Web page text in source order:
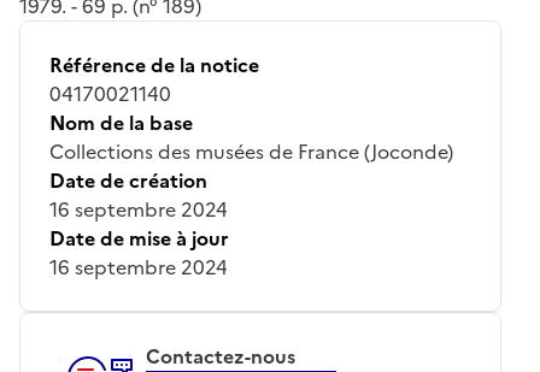
Référence de la notice
04170021140
Nom de la base
Collections des musées de France (Joconde)
Date de création
16 septembre 2024
Date de mise à jour
16 septembre 2024
Contactez-nous